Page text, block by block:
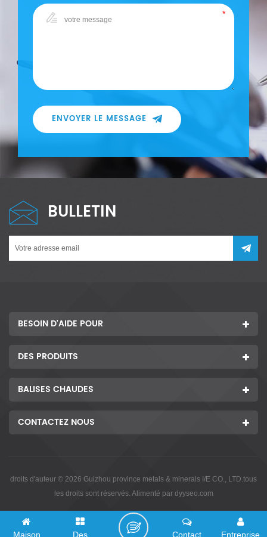
ENVOYER LE MESSAGE
BULLETIN
BESOIN D'AIDE POUR
DES PRODUITS
BALISES CHAUDES
CONTACTEZ NOUS
droits d'auteur © 2026 Guizhou province metals & minerals I/E CO., LTD.tous
les droits sont réservés. Alimenté par dyyseo.com
Maison Des Entreprise
Contact